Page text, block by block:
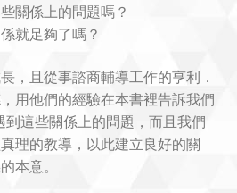
關係上的問題嗎？
就足夠了嗎？
，且從事諮商輔導工作的亨利．
用他們的經驗在本書裡告訴我們
這些關係上的問題，而且我們
理的教導，以此建立良好的關
本意。